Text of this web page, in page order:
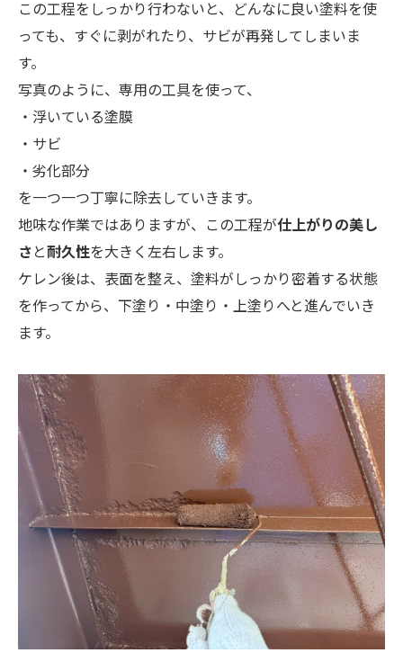
この工程をしっかり行わないと、どんなに良い塗料を使
っても、すぐに剥がれたり、サビが再発してしまいま
す。
写真のように、専用の工具を使って、
・浮いている塗膜
・サビ
・劣化部分
を一つ一つ丁寧に除去していきます。
地味な作業ではありますが、この工程が仕上がりの美し
さ と耐久性を大きく左右します。
ケレン後は、表面を整え、塗料がしっかり密着する状態
を作ってから、下塗り・中塗り・上塗りへと進んでいき
ます。